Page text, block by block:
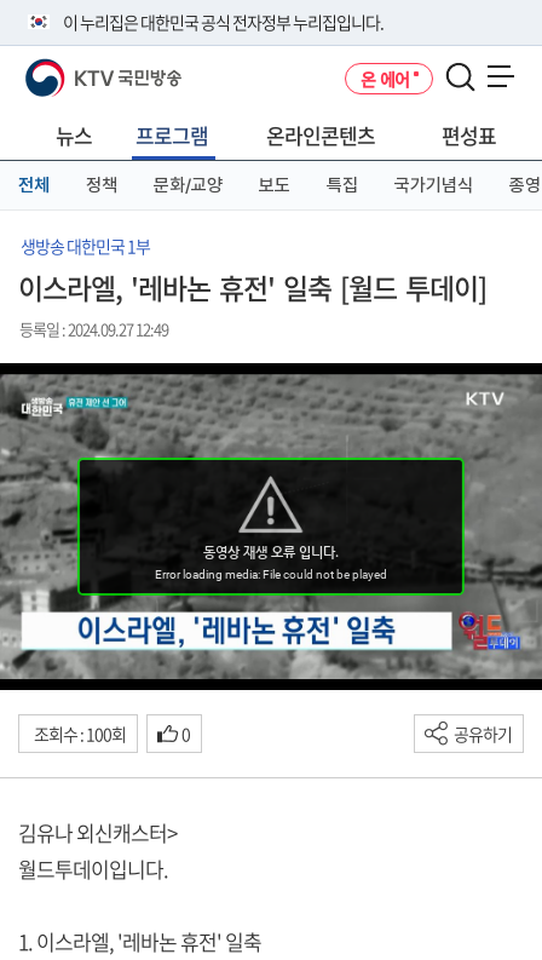
이 누리집은 대한민국 공식 전자정부 누리집입니다.
공식 누리집 주소 확인하기
니다.
이밖에 or.kr 또는 .kr등 다른 도메인 주소를 사용하고 있다면 아래 URL에
서 도메인 주소를 확인해 보세요
KTV 국민방송 온 에어
뉴스 프로그램 온라인콘텐츠 편성표
전체 정책 문화/교양 보도 특집 국가기념식 종영
생방송 대한민국 1부
이스라엘, '레바논 휴전' 일축 [월드 투데이]
등록일 : 2024.09.27 12:49
조회수 : 100회 0 공유하기
김유나 외신캐스터>
월드투데이입니다.
1. 이스라엘, '레바논 휴전' 일축